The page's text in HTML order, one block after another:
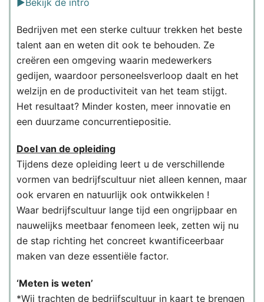
Bedrijven met een sterke cultuur trekken het beste
talent aan en weten dit ook te behouden. Ze
creëren een omgeving waarin medewerkers
gedijen, waardoor personeelsverloop daalt en het
welzijn en de productiviteit van het team stijgt.
Het resultaat? Minder kosten, meer innovatie en
een duurzame concurrentiepositie.
Doel van de opleiding
Tijdens deze opleiding leert u de verschillende
vormen van bedrijfscultuur niet alleen kennen, maar
ook ervaren en natuurlijk ook ontwikkelen !
Waar bedrijfscultuur lange tijd een ongrijpbaar en
nauwelijks meetbaar fenomeen leek, zetten wij nu
de stap richting het concreet kwantificeerbaar
maken van deze essentiële factor.
‘Meten is weten’
*Wij trachten de bedrijfscultuur in kaart te brengen